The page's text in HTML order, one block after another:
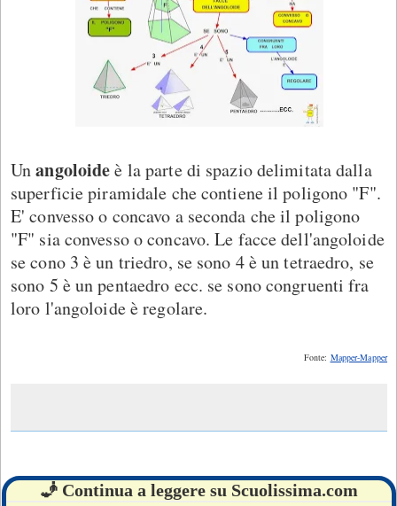
Unangoloideè la parte di spazio delimitata dalla
superficie piramidale che contiene il poligono "F".
E' convesso o concavo a seconda che il poligono
"F" sia convesso o concavo. Le facce dell'angoloide
se cono 3 è un triedro, se sono 4 è un tetraedro, se
sono 5 è un pentaedro ecc. se sono congruenti fra
loro l'angoloide è regolare.
Fonte: Mapper-Mapper
🧞 Continua a leggere su Scuolissima.com